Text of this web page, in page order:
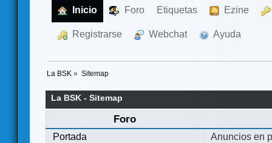
Inicio Foro Etiquetas Ezine
Registrarse Webchat Ayuda
La BSK » Sitemap
La BSK - Sitemap
Foro
Portada
Anuncios en